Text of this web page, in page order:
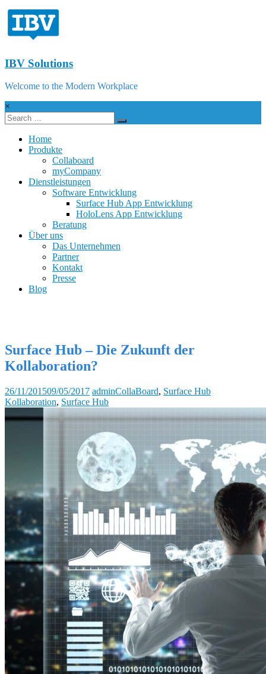
IBV Solutions
Welcome to the Modern Workplace
×
Home
Produkte
Collaboard
myCompany
Dienstleistungen
Software Entwicklung
Surface Hub App Entwicklung
HoloLens App Entwicklung
Beratung
Über uns
Das Unternehmen
Partner
Kontakt
Presse
Blog
Surface Hub – Die Zukunft der
Kollaboration?
26/11/201509/05/2017 adminCollaBoard, Surface Hub
Kollaboration, Surface Hub